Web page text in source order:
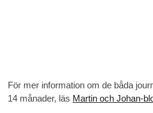
För mer information om de båda
14 månader, läs Martin och Johan-